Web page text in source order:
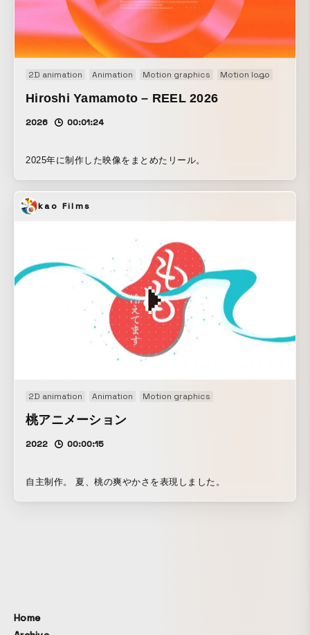
2D animation Animation Motion graphics Motion logo
Hiroshi Yamamoto – REEL 2026
2026 00:01:24
2025年に制作した映像をまとめたリール。
kao Films
2D animation Animation Motion graphics
桃アニメーション
2022 00:00:15
自主制作。 夏、桃の爽やかさを表現しました。
Home